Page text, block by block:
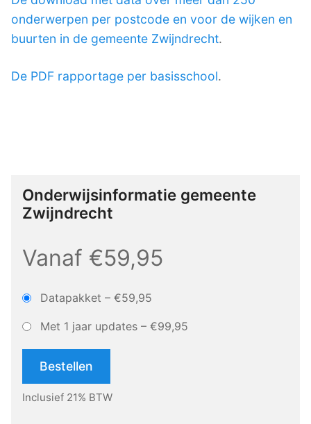
onderwerpen per postcode en voor de wijken en
buurten in de gemeente Zwijndrecht.
De PDF rapportage per basisschool.
Onderwijsinformatie gemeente
Zwijndrecht
Vanaf €59,95
Datapakket – €59,95
Met 1 jaar updates – €99,95
Bestellen
Inclusief 21% BTW